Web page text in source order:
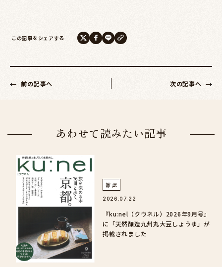
この記事をシェアする
前の記事へ 次の記事へ
あわせて読みたい記事
雑誌
2026.07.22
『ku:nel（クウネル）2026年9月号』
に「天然醸造九州丸大豆しょうゆ」が
掲載されました